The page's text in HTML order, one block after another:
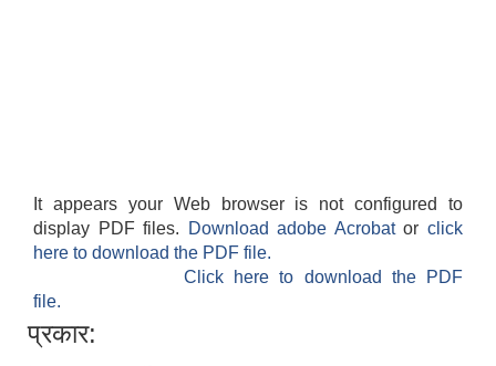
It appears your Web browser is not configured to
display PDF files.
Download adobe Acrobatorclick
here to download the PDF file.
Click here to download the PDF
file.
प्रकार: